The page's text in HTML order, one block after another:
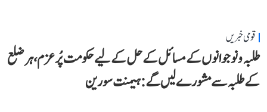
قومی خبریں
طلبہ و نوجوانوں کے مسائل کے حل کے لیے حکومت پُرعزم، ہر ضلع
کے طلبہ سے مشورے لیں گے: ہیمنت سورین